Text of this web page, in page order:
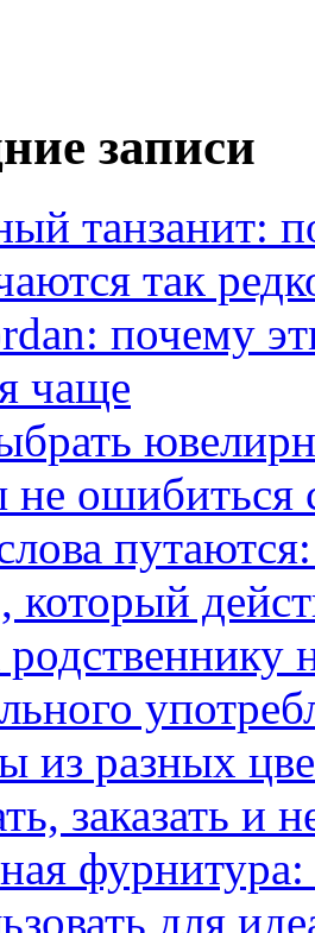
записи
танзанит:
так
почему
чаще
не ошибиться
который
из разных
заказать и
фурнитура:
для